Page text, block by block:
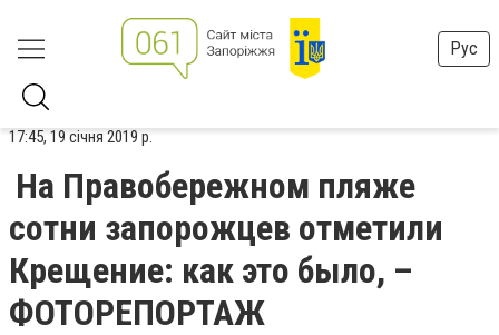
Рус
17:45, 19 січня 2019 р.
На Правобережном пляже
сотни запорожцев отметили
Крещение: как это было, –
ФОТОРЕПОРТАЖ